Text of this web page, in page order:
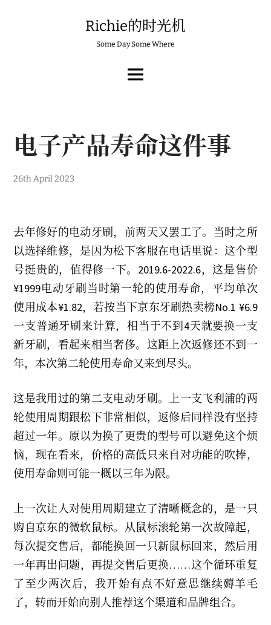
Richie的时光机
Some Day Some Where
MENU
电子产品寿命这件事
5
y
2
0
2
3
26th April 2023
去年修好的电动牙刷，前两天又罢工了。当时之所
以选择维修，是因为松下客服在电话里说：这个型
号挺贵的，值得修一下。2019.6-2022.6，这是售价
¥1999电动牙刷当时第一轮的使用寿命，平均单次
使用成本¥1.82，若按当下京东牙刷热卖榜No.1 ¥6.9
一支普通牙刷来计算，相当于不到4天就要换一支
新牙刷，看起来相当奢侈。这距上次返修还不到一
年，本次第二轮使用寿命又来到尽头。
这是我用过的第二支电动牙刷。上一支飞利浦的两
轮使用周期跟松下非常相似，返修后同样没有坚持
超过一年。原以为换了更贵的型号可以避免这个烦
恼，现在看来，价格的高低只来自对功能的吹捧，
使用寿命则可能一概以三年为限。
上一次让人对使用周期建立了清晰概念的，是一只
购自京东的微软鼠标。从鼠标滚轮第一次故障起，
每次提交售后，都能换回一只新鼠标回来，然后用
一年再出问题，再提交售后更换……这个循环重复
了至少两次后，我开始有点不好意思继续薅羊毛
了，转而开始向别人推荐这个渠道和品牌组合。